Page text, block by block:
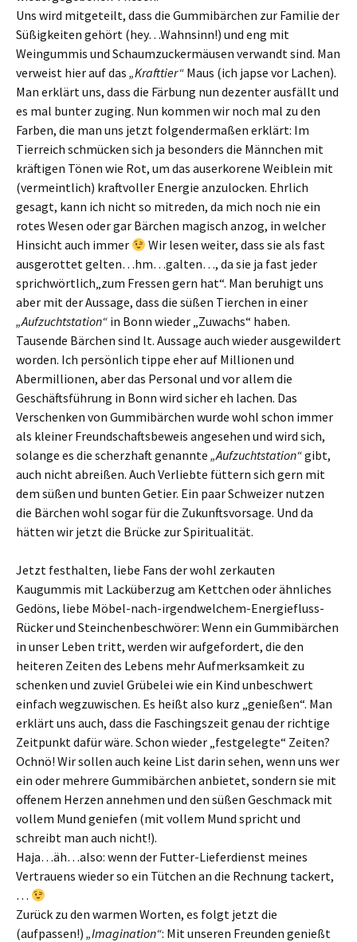
Uns wird mitgeteilt, dass die Gummibärchen zur Familie der
Süßigkeiten gehört (hey…Wahnsinn!) und eng mit
Weingummis und Schaumzuckermäusen verwandt sind. Man
verweist hier auf das „Krafttier“ Maus (ich japse vor Lachen).
Man erklärt uns, dass die Färbung nun dezenter ausfällt und
es mal bunter zuging. Nun kommen wir noch mal zu den
Farben, die man uns jetzt folgendermaßen erklärt: Im
Tierreich schmücken sich ja besonders die Männchen mit
kräftigen Tönen wie Rot, um das auserkorene Weiblein mit
(vermeintlich) kraftvoller Energie anzulocken. Ehrlich
gesagt, kann ich nicht so mitreden, da mich noch nie ein
rotes Wesen oder gar Bärchen magisch anzog, in welcher
Hinsicht auch immer
Wir lesen weiter, dass sie als fast
ausgerottet gelten…hm…galten…, da sie ja fast jeder
sprichwörtlich„zum Fressen gern hat“. Man beruhigt uns
aber mit der Aussage, dass die süßen Tierchen in einer
„Aufzuchtstation“ in Bonn wieder „Zuwachs“ haben.
Tausende Bärchen sind lt. Aussage auch wieder ausgewildert
worden. Ich persönlich tippe eher auf Millionen und
Abermillionen, aber das Personal und vor allem die
Geschäftsführung in Bonn wird sicher eh lachen. Das
Verschenken von Gummibärchen wurde wohl schon immer
als kleiner Freundschaftsbeweis angesehen und wird sich,
solange es die scherzhaft genannte „Aufzuchtstation“gibt,
auch nicht abreißen. Auch Verliebte füttern sich gern mit
dem süßen und bunten Getier. Ein paar Schweizer nutzen
die Bärchen wohl sogar für die Zukunftsvorsage. Und da
hätten wir jetzt die Brücke zur Spiritualität.
Jetzt festhalten, liebe Fans der wohl zerkauten
Kaugummis mit Lacküberzug am Kettchen oder ähnliches
Gedöns, liebe Möbel-nach-irgendwelchem-Energiefluss-
Rücker und Steinchenbeschwörer: Wenn ein Gummibärchen
in unser Leben tritt, werden wir aufgefordert, die den
heiteren Zeiten des Lebens mehr Aufmerksamkeit zu
schenken und zuviel Grübelei wie ein Kind unbeschwert
einfach wegzuwischen. Es heißt also kurz „genießen“. Man
erklärt uns auch, dass die Faschingszeit genau der richtige
Zeitpunkt dafür wäre. Schon wieder „festgelegte“ Zeiten?
Ochnö! Wir sollen auch keine List darin sehen, wenn uns wer
ein oder mehrere Gummibärchen anbietet, sondern sie mit
offenem Herzen annehmen und den süßen Geschmack mit
vollem Mund geniefen (mit vollem Mund spricht und
schreibt man auch nicht!).
Haja…äh…also: wenn der Futter-Lieferdienst meines
Vertrauens wieder so ein Tütchen an die Rechnung tackert,
…
Zurück zu den warmen Worten, es folgt jetzt die
(aufpassen!) „Imagination“: Mit unseren Freunden genießt